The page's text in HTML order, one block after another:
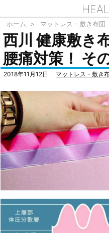
ホーム > マットレス・敷き布団
西川 健康敷き
腰痛対策！ そ
2018年11月12日 マットレス・敷き